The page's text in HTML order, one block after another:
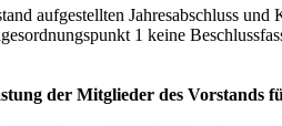
aufgestellten Jahresabschluss
1 keine
der Mitglieder des Vorstands